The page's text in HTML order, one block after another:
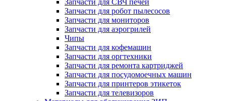
Запчасти для СВЧ печей
Запчасти для робот пылесосов
Запчасти для мониторов
Запчасти для аэрогрилей
Чипы
Запчасти для кофемашин
Запчасти для оргтехники
Запчасти для ремонта картриджей
Запчасти для посудомоечных машин
Запчасти для принтеров этикеток
Запчасти для телевизоров